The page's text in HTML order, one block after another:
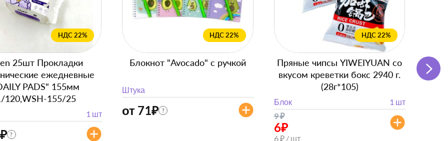
НДС 22%
25шт Прокладки
ежедневные
PADS" 155мм
120,WSH-155/25
1 шт
₽ ?
НДС 22%
Блокнот "Avocado" с ручкой
Штука
от 71₽ ?
НДС 22%
Пряные чипсы YIWEIYUAN со
вкусом креветки бокс 2940 г.
(28г*105)
Блок
1 шт
9₽
6₽
6 ₽ / шт